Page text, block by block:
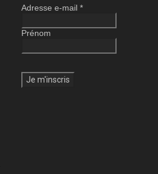
Adresse e-mail *
Prénom